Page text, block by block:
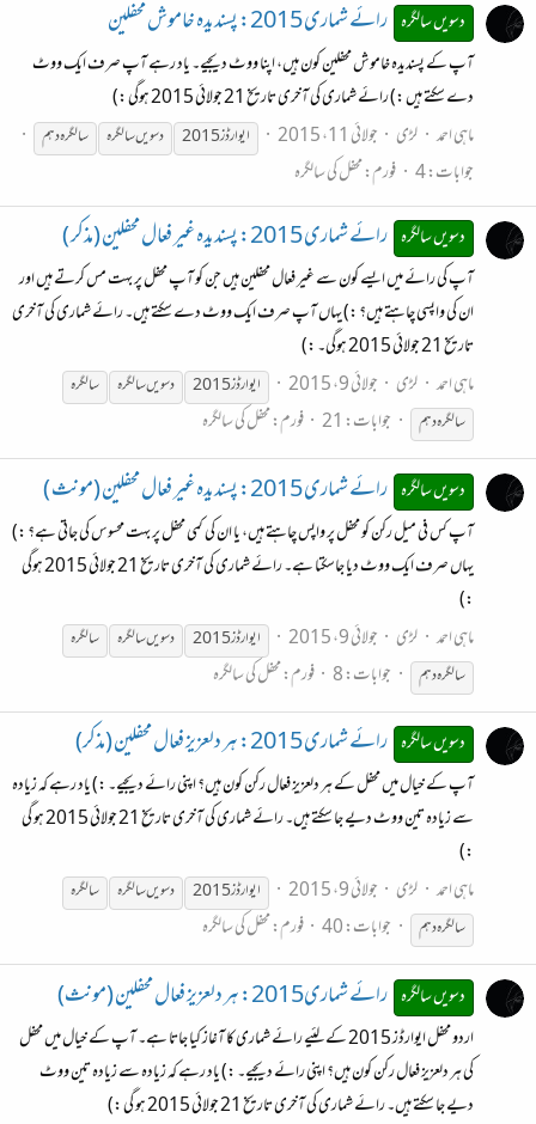
دسویں سالگرہ رائے شماری 2015: پسندیدہ خاموش محفلین
آپ کے پسندیدہ خاموش محفلین کون ہیں، اپنا ووٹ دیجیے۔ یاد رہے آپ صرف ایک ووٹ
دے سکتے ہیں :) رائے شماری کی آخری تاریخ 21 جولائی 2015 ہوگی :)
ماہی احمد لڑی جولائی 11، 2015 ایوارڈز 2015 دسویںسالگرہ سالگرہدہم
جوابات: 4 فورم:محفل کی سالگرہ
دسویں سالگرہ رائے شماری 2015: پسندیدہ غیر فعال محفلین (مذکر )
آپ کی رائے میں ایسے کون سے غیر فعال محفلین ہیں جن کو آپ محفل پر بہت مس کرتے ہیں اور
ان کی واپسی چاہتے ہیں؟ :) یہاں آپ صرف ایک ووٹ دے سکتے ہیں۔ رائے شماری کی آخری
تاریخ 21 جولائی 2015 ہوگی۔ :)
ماہی احمد لڑی جولائی 9، 2015 ایوارڈز 2015 دسویںسالگرہ
سالگرہ
سالگرہدہم جوابات: 21 فورم:محفل کی سالگرہ
دسویں سالگرہ رائے شماری 2015: پسندیدہ غیر فعال محفلین (مونث )
آپ کس فی میل رکن کو محفل پر واپس چاہتے ہیں، یا ان کی کمی محفل پر بہت محسوس کی جاتی ہے؟ :)
یہاں صرف ایک ووٹ دیا جاسکتا ہے۔ رائے شماری کی آخری تاریخ 21 جولائی 2015 ہوگی
:)
ماہی احمد لڑی جولائی 9، 2015 ایوارڈز 2015 دسویںسالگرہ
سالگرہ
سالگرہدہم جوابات: 8 فورم:محفل کی سالگرہ
دسویں سالگرہ رائے شماری 2015: ہر دلعزیز فعال محفلین (مذکر)
آپ کے خیال میں محفل کے ہر دلعزیز فعال رکن کون ہیں؟ اپنی رائے دیجیے۔ :) یاد رہے کہ زیادہ
سے زیادہ تین ووٹ دیے جا سکتے ہیں۔ رائے شماری کی آخری تاریخ 21 جولائی 2015 ہو گی
:)
ماہی احمد لڑی جولائی 9، 2015 ایوارڈز 2015 دسویںسالگرہ
سالگرہ
سالگرہدہم جوابات: 40 فورم:محفل کی سالگرہ
دسویں سالگرہ رائے شماری2015: ہر دلعزیز فعال محفلین (مونث)
اردو محفل ایوارڈز 2015 کے لئیے رائے شماری کا آغاز کیا جاتا ہے۔ آپ کے خیال میں محفل
کی ہر دلعزیز فعال رکن کون ہیں؟ اپنی رائے دیجیے۔ :) یاد رہے کہ زیادہ سے زیادہ تین ووٹ
دیے جا سکتے ہیں۔ رائے شماری کی آخری تاریخ 21 جولائی 2015 ہو گی :)